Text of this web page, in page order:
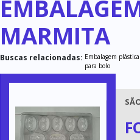
MARMITA
Buscas relacionadas: Embalagem plástica
para bolo